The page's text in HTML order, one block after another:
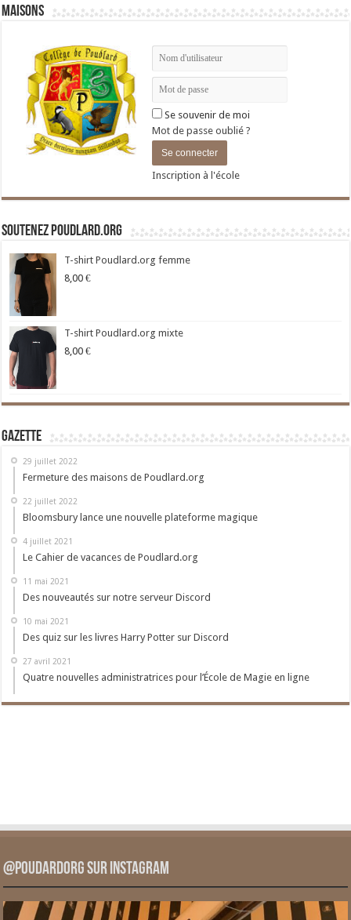
Maisons
Se souvenir de moi
Mot de passe oublié ?
Inscription à l'école
Soutenez Poudlard.org
T-shirt Poudlard.org femme
8,00 €
T-shirt Poudlard.org mixte
8,00 €
Gazette
29 juillet 2022
Fermeture des maisons de Poudlard.org
22 juillet 2022
Bloomsbury lance une nouvelle plateforme magique
4 juillet 2021
Le Cahier de vacances de Poudlard.org
11 mai 2021
Des nouveautés sur notre serveur Discord
10 mai 2021
Des quiz sur les livres Harry Potter sur Discord
27 avril 2021
Quatre nouvelles administratrices pour l’École de Magie en ligne
@PoudardOrg sur Instagram